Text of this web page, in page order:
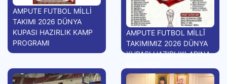
AMPUTE FUTBOL MİLLİ
TAKIMI 2026 DÜNYA
KUPASI HAZIRLIK KAMP
PROGRAMI
AMPUTE FUTBOL MİLLÎ
TAKIMIMIZ 2026 DÜNYA
KUPASI HAZIRLIKLARINA